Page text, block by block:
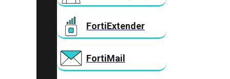
FortiExtender
FortiMail